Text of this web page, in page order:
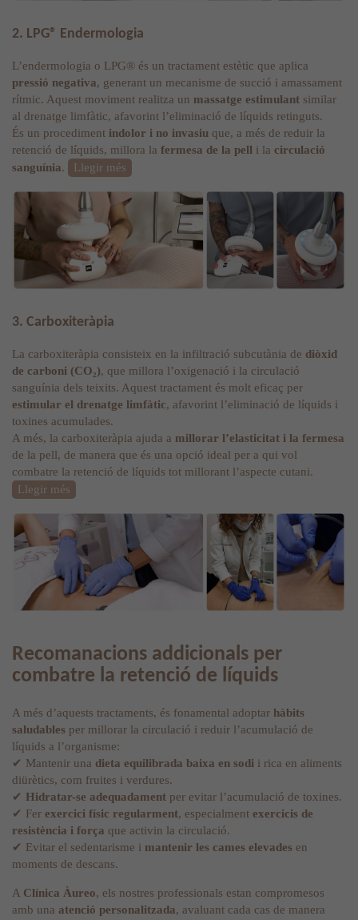
2. LPG® Endermologia
L’endermologia o LPG® és un tractament estètic que aplica
pressió negativa, generant un mecanisme de succió i amassament
rítmic. Aquest moviment realitza un massatge estimulant similar
al drenatge limfàtic, afavorint l’eliminació de líquids retinguts.
És un procediment indolor i no invasiu que, a més de reduir la
retenció de líquids, millora la fermesa de la pell i la circulació
sanguínia. Llegir més
3. Carboxiteràpia
La carboxiteràpia consisteix en la infiltració subcutània de diòxid
de carboni (CO₂), que millora l’oxigenació i la circulació
sanguínia dels teixits. Aquest tractament és molt eficaç per
estimular el drenatge limfàtic, afavorint l’eliminació de líquids i
toxines acumulades.
A més, la carboxiteràpia ajuda a millorar l’elasticitat i la fermesa
de la pell, de manera que és una opció ideal per a qui vol
combatre la retenció de líquids tot millorant l’aspecte cutani.
Llegir més
Recomanacions addicionals per
combatre la retenció de líquids
A més d’aquests tractaments, és fonamental adoptar hàbits
saludables per millorar la circulació i reduir l’acumulació de
líquids a l’organisme:
✔ Mantenir una dieta equilibrada baixa en sodi i rica en aliments
diürètics, com fruites i verdures.
✔ Hidratar-se adequadament per evitar l’acumulació de toxines.
✔ Fer exercici físic regularment, especialment exercicis de
resistència i força que activin la circulació.
✔ Evitar el sedentarisme i mantenir les cames elevades en
moments de descans.
A Clínica Àureo, els nostres professionals estan compromesos
amb una atenció personalitzada, avaluant cada cas de manera